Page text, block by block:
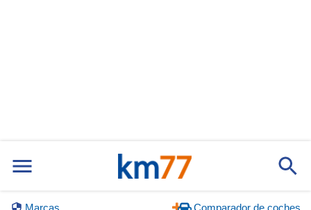
Marcas Comparador de coches